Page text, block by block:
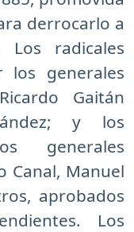
derrocarlo a
radicales
los generales
Gaitán
y los
generales
Canal, Manuel
aprobados
Los